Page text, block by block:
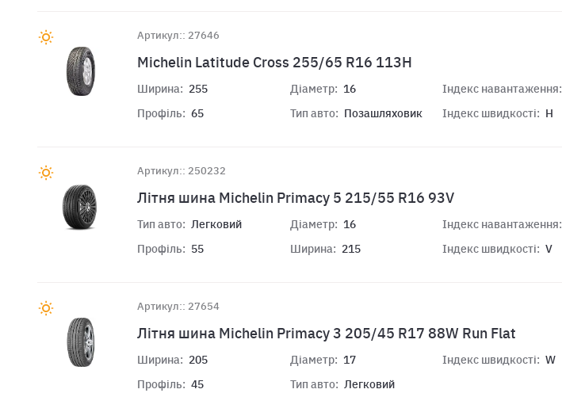
Артикул:: 27646
Michelin Latitude Cross 255/65 R16 113H
Ширина: 255
Профіль: 65
Діаметр: 16
Тип авто: Позашляховик
Індекс навантаження:
Індекс швидкості: H
Артикул:: 250232
Літня шина Michelin Primacy 5 215/55 R16 93V
Тип авто: Легковий
Профіль: 55
Діаметр: 16
Ширина: 215
Індекс навантаження:
Індекс швидкості: V
Артикул:: 27654
Літня шина Michelin Primacy 3 205/45 R17 88W Run Flat
Ширина: 205
Профіль: 45
Діаметр: 17
Тип авто: Легковий
Індекс швидкості: W